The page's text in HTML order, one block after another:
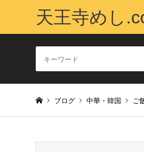
天王寺めし
ブログ 中華・韓国 ご